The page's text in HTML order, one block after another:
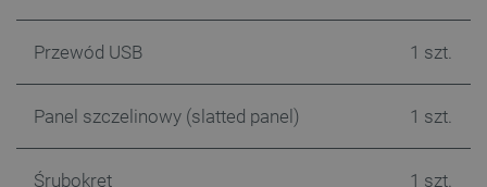
Przewód USB 1 szt.
Panel szczelinowy (slatted panel) 1 szt.
Śrubokręt 1 szt.